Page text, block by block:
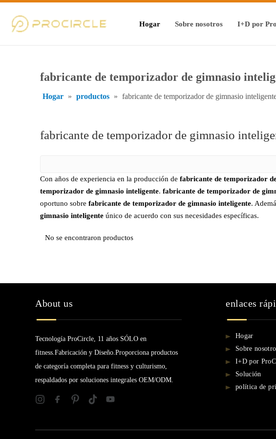
Hogar Sobre nosotros I+D por
fabricante de temporizador de gimnasio
Hogar » productos » fabricante de temporizador de gimnasio
fabricante de temporizador de gimnasio
Con años de experiencia en la producción de fabricante de temporizador
temporizador de gimnasio inteligente. fabricante de temporizador de
oportuno sobre fabricante de temporizador de gimnasio inteligente.
gimnasio inteligente único de acuerdo con sus necesidades específicas.
No se encontraron productos
About us
Tecnología ProCircle, 11 años SÓLO en
fitness.Fabricación y Diseño.Proporciona productos
de categoría completa para fitness y culturismo,
respaldados por soluciones integrales OEM/ODM.
enlaces
Hogar
Sobre
I+D por
Solución
política de